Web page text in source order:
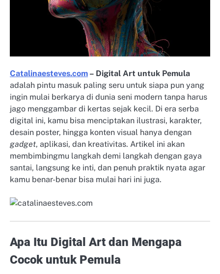
Catalinaesteves.com – Digital Art untuk Pemula
adalah pintu masuk paling seru untuk siapa pun yang
ingin mulai berkarya di dunia seni modern tanpa harus
jago menggambar di kertas sejak kecil. Di era serba
digital ini, kamu bisa menciptakan ilustrasi, karakter,
desain poster, hingga konten visual hanya dengan
gadget, aplikasi, dan kreativitas. Artikel ini akan
membimbingmu langkah demi langkah dengan gaya
santai, langsung ke inti, dan penuh praktik nyata agar
kamu benar-benar bisa mulai hari ini juga.
Apa Itu Digital Art dan Mengapa
Cocok untuk Pemula